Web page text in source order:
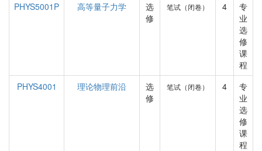
PHYS5001P
高等量子力学
选
修
笔试（闭卷） 4
专
业
选
修
课
程
PHYS4001
理论物理前沿
选
修
笔试（闭卷） 4
专
业
选
修
课
程